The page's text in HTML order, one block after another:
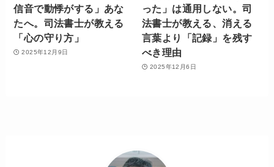
信音で動悸がする」あな
たへ。司法書士が教える
「心の守り方」
2025年12月9日
った」は通用しない。司
法書士が教える、消える
言葉より「記録」を残す
べき理由
2025年12月6日